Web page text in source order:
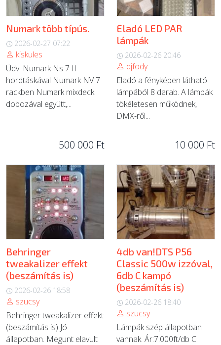
Numark több típús.
2026-02-27 07:22
kiskules
Üdv. Numark Ns 7 II
hordtáskával Numark NV 7
rackben Numark mixdeck
dobozával együtt,...
500 000 Ft
Eladó LED PAR
lámpák
2026-02-26 20:46
djfody
Eladó a fényképen látható
lámpából 8 darab. A lámpák
tökéletesen működnek,
DMX-ről...
10 000 Ft
Behringer
tweakalizer effekt
(beszámítás is)
2026-02-26 18:58
szucsy
Behringer tweakalizer effekt
(beszámítás is) Jó
állapotban. Megunt elavult
4db van!DTS P56
Classic 500w izzóval,
6db C kampó
(beszámítás is)
2026-02-26 18:40
szucsy
Lámpák szép állapotban
vannak. Ár:7.000ft/db C